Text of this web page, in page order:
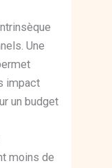
Une
impact
un budget
moins de